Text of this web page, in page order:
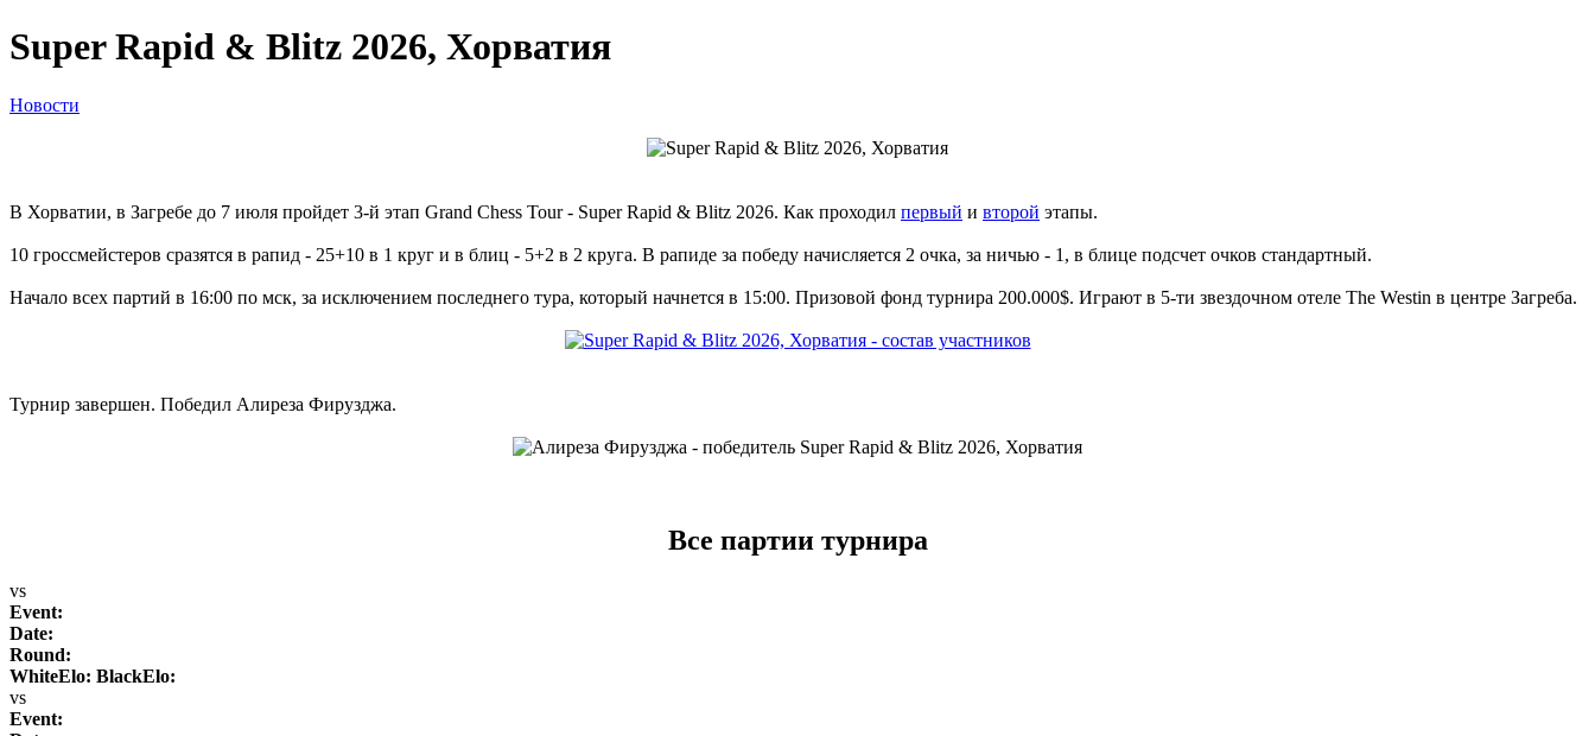
Super Rapid & Blitz 2026, Хорватия
Новости
В Хорватии, в Загребе до 7 июля пройдет 3-й этап Grand Chess Tour - Super Rapid & Blitz 2026. Как проходил первый и второй этапы.
10 гроссмейстеров сразятся в рапид - 25+10 в 1 круг и в блиц - 5+2 в 2 круга. В рапиде за победу начисляется 2 очка, за ничью - 1, в блице подсчет очков стандартный.
Начало всех партий в 16:00 по мск, за исключением последнего тура, который начнется в 15:00. Призовой фонд турнира 200.000$. Играют в 5-ти звездочном отеле The Westin в центре Загреба.
Турнир завершен. Победил Алиреза Фирузджа.
Все партии турнира
vs
Event:
Date:
Round:
WhiteElo: BlackElo:
vs
Event: